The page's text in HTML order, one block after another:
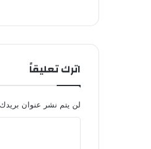
اترك تعليقاً
لن يتم نشر عنوان بريدك